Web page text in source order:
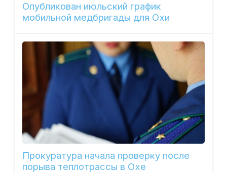
Опубликован июльский график
мобильной медбригады для Охи
Прокуратура начала проверку после
порыва теплотрассы в Охе